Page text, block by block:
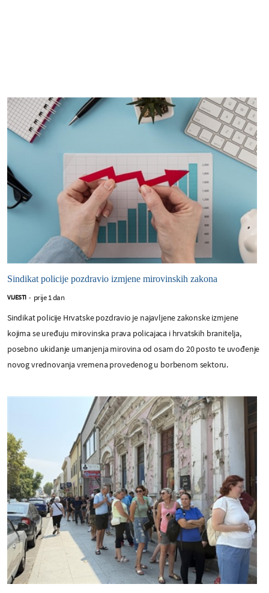
Sindikat policije pozdravio izmjene mirovinskih zakona
VIJESTI - prije 1 dan
Sindikat policije Hrvatske pozdravio je najavljene zakonske izmjene
kojima se uređuju mirovinska prava policajaca i hrvatskih branitelja,
posebno ukidanje umanjenja mirovina od osam do 20 posto te uvođenje
novog vrednovanja vremena provedenog u borbenom sektoru.